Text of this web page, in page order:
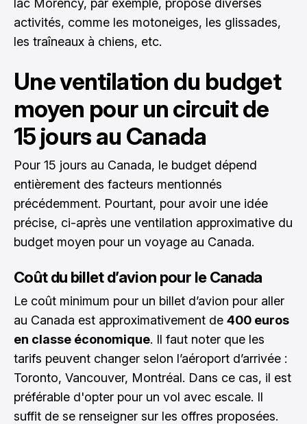
lac Morency, par exemple, propose diverses
activités, comme les motoneiges, les glissades,
les traîneaux à chiens, etc.
Une ventilation du budget
moyen pour un circuit de
15 jours au Canada
Pour 15 jours au Canada, le budget dépend
entièrement des facteurs mentionnés
précédemment. Pourtant, pour avoir une idée
précise, ci-après une ventilation approximative du
budget moyen pour un voyage au Canada.
Coût du billet d’avion pour le Canada
Le coût minimum pour un billet d’avion pour aller
au Canada est approximativement de 400 euros
en classe économique. Il faut noter que les
tarifs peuvent changer selon l’aéroport d’arrivée :
Toronto, Vancouver, Montréal. Dans ce cas, il est
préférable d'opter pour un vol avec escale. Il
suffit de se renseigner sur les offres proposées.